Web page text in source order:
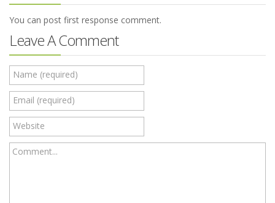
You can post first response comment.
Leave A Comment
Name (required)
Email (required)
Website
Comment...